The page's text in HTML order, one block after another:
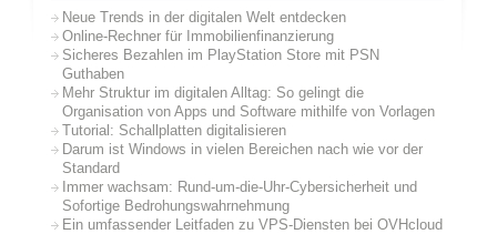
Neue Trends in der digitalen Welt entdecken
Online-Rechner für Immobilienfinanzierung
Sicheres Bezahlen im PlayStation Store mit PSN
Guthaben
Mehr Struktur im digitalen Alltag: So gelingt die
Organisation von Apps und Software mithilfe von Vorlagen
Tutorial: Schallplatten digitalisieren
Darum ist Windows in vielen Bereichen nach wie vor der
Standard
Immer wachsam: Rund-um-die-Uhr-Cybersicherheit und
Sofortige Bedrohungswahrnehmung
Ein umfassender Leitfaden zu VPS-Diensten bei OVHcloud